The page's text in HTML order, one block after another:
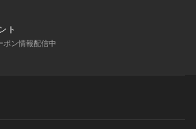
ト
ポン情報配信中